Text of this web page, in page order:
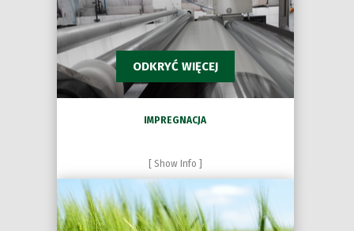
ODKRYĆ WIĘCEJ
IMPREGNACJA
[ Show Info ]